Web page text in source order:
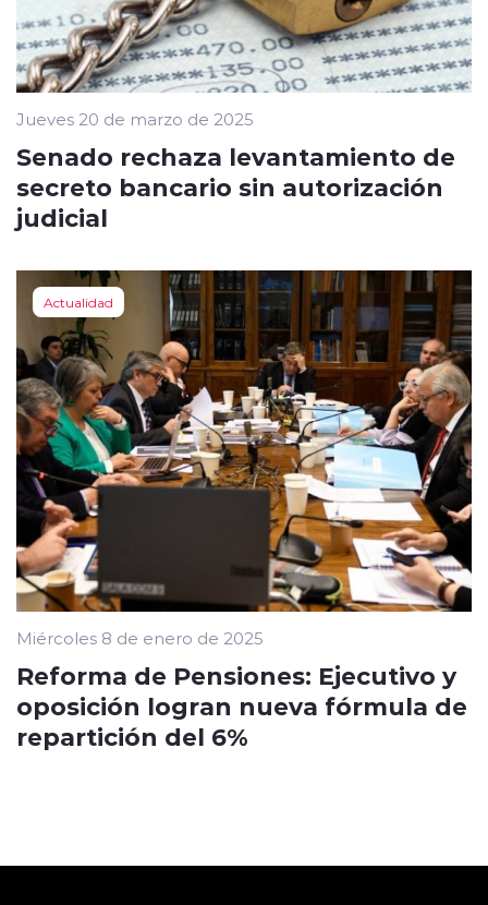
Jueves 20 de marzo de 2025
Senado rechaza levantamiento de
secreto bancario sin autorización
judicial
Actualidad
Miércoles 8 de enero de 2025
Reforma de Pensiones: Ejecutivo y
oposición logran nueva fórmula de
repartición del 6%